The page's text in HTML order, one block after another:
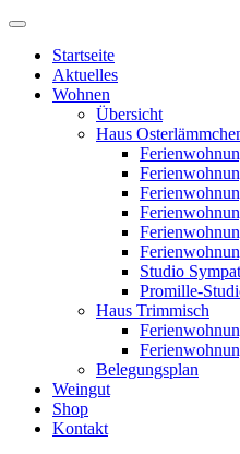
Startseite
Aktuelles
Wohnen
Übersicht
Haus
Studio
Promille-
Haus Trimmisch
Belegungsplan
Weingut
Shop
Kontakt